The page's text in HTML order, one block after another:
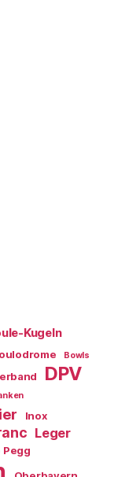
Kugeln
Bowls
DPV
Inox
Leger
Pegg